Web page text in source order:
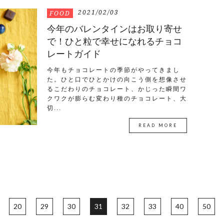
FOOD 2021/02/03
今年のバレンタインはお取り寄せ
で！ひと粒で幸せになれるチョコ
レートガイド
今年もチョコレートの季節がやってきまし
た。ひと口でひとかけの向こう側を想像させ
るこだわりのチョコレート、かじった瞬間ワ
クワクが膨らむ変わり種のチョコレート、大
切...
READ MORE
20 29 30 31 32 33 40 50